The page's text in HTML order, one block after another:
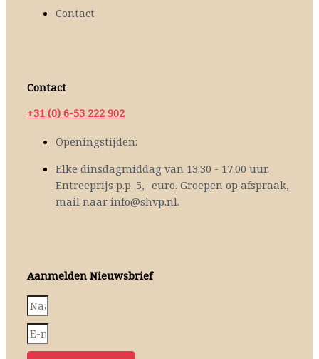
Contact
Contact
+31 (0) 6-53 222 902
Openingstijden:
Elke dinsdagmiddag van 13:30 - 17.00 uur.
Entreeprijs p.p. 5,- euro. Groepen op afspraak,
mail naar info@shvp.nl.
Aanmelden Nieuwsbrief